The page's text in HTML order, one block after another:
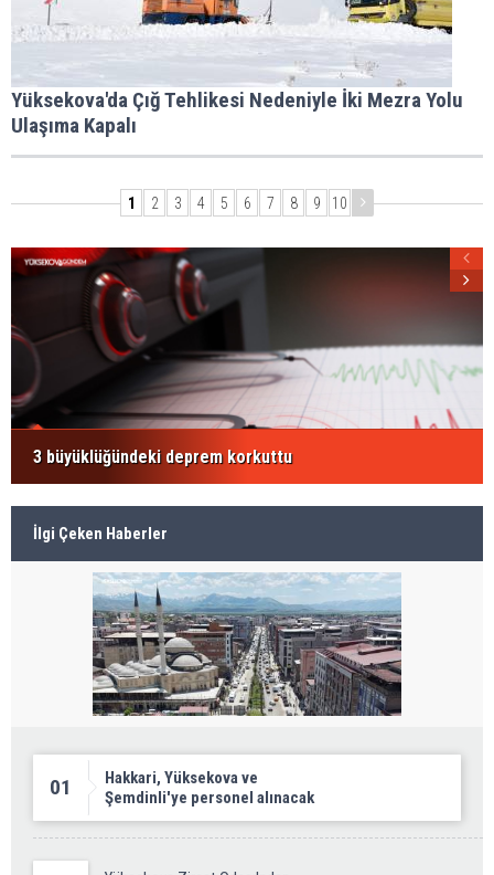
Yüksekova'da Çığ Tehlikesi Nedeniyle İki Mezra Yolu
Ulaşıma Kapalı
1 2 3 4 5 6 7 8 9 10
3 büyüklüğündeki deprem korkuttu
İlgi Çeken Haberler
01
Hakkari, Yüksekova ve
Şemdinli'ye personel alınacak